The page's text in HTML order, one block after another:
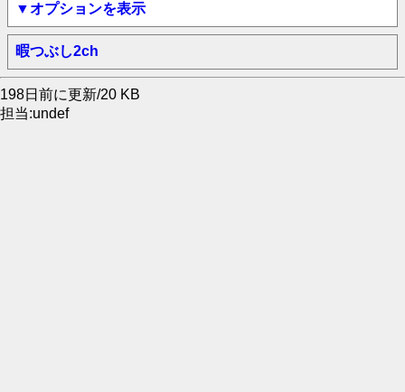
▼オプションを表示
暇つぶし2ch
198日前に更新/20 KB
担当:undef